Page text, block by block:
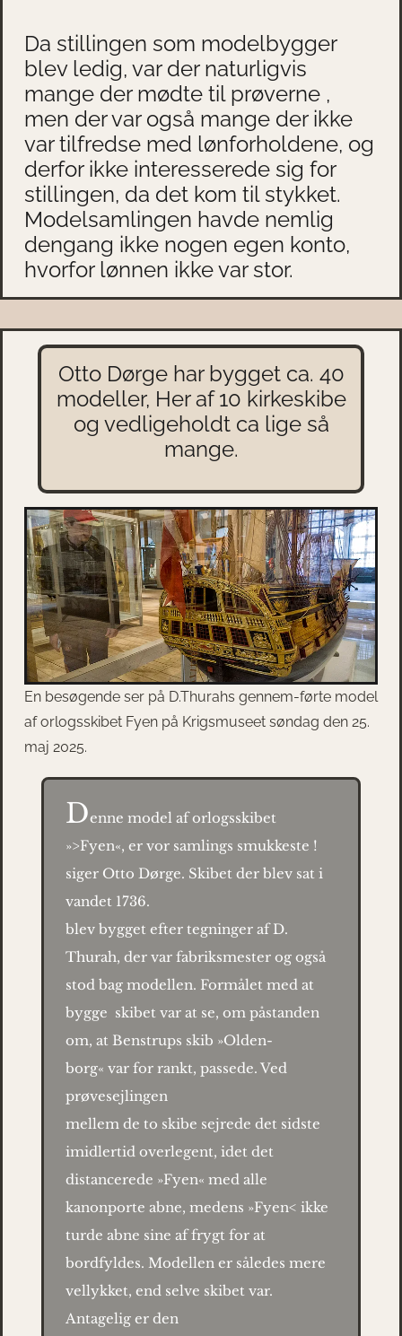
Da stillingen som modelbygger
blev ledig, var der naturligvis
mange der mødte til prøverne ,
men der var også mange der ikke
var tilfredse med lønforholdene, og
derfor ikke interesserede sig for
stillingen, da det kom til stykket.
Modelsamlingen havde nemlig
dengang ikke nogen egen konto,
hvorfor lønnen ikke var stor.
Otto Dørge har bygget ca. 40
modeller, Her af 10 kirkeskibe
og vedligeholdt ca lige så
mange.
En besøgende ser på D.Thurahs gennem-førte model
af orlogsskibet Fyen på Krigsmuseet søndag den 25.
maj 2025.
Denne model af orlogsskibet
»>Fyen«, er vor samlings smukkeste !
siger Otto Dørge. Skibet der blev sat i
vandet 1736.
blev bygget efter tegninger af D.
Thurah, der var fabriksmester og også
stod bag modellen. Formålet med at
bygge skibet var at se, om påstanden
om, at Benstrups skib »Olden-
borg« var for rankt, passede. Ved
prøvesejlingen
mellem de to skibe sejrede det sidste
imidlertid overlegent, idet det
distancerede »Fyen« med alle
kanonporte abne, medens »Fyen< ikke
turde abne sine af frygt for at
bordfyldes. Modellen er således mere
vellykket, end selve skibet var.
Antagelig er den